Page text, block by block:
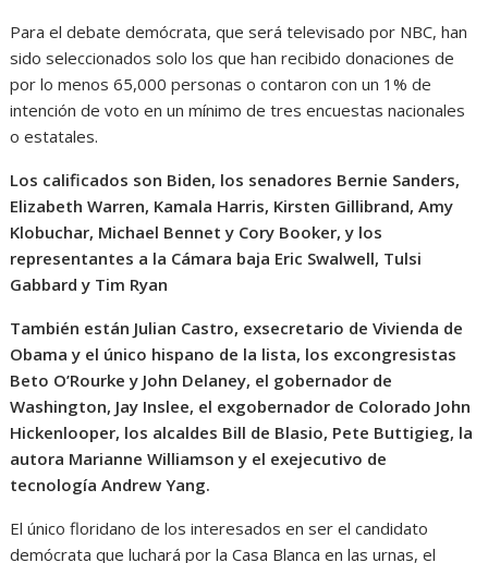
Para el debate demócrata, que será televisado por NBC, han
sido seleccionados solo los que han recibido donaciones de
por lo menos 65,000 personas o contaron con un 1% de
intención de voto en un mínimo de tres encuestas nacionales
o estatales.
Los calificados son Biden, los senadores Bernie Sanders,
Elizabeth Warren, Kamala Harris, Kirsten Gillibrand, Amy
Klobuchar, Michael Bennet y Cory Booker, y los
representantes a la Cámara baja Eric Swalwell, Tulsi
Gabbard y Tim Ryan
También están Julian Castro, exsecretario de Vivienda de
Obama y el único hispano de la lista, los excongresistas
Beto O’Rourke y John Delaney, el gobernador de
Washington, Jay Inslee, el exgobernador de Colorado John
Hickenlooper, los alcaldes Bill de Blasio, Pete Buttigieg, la
autora Marianne Williamson y el exejecutivo de
tecnología Andrew Yang.
El único floridano de los interesados en ser el candidato
demócrata que luchará por la Casa Blanca en las urnas, el